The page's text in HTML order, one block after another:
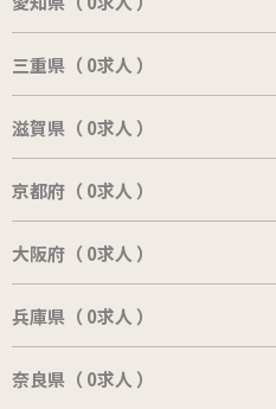
三重県（ 0求人 ）
滋賀県（ 0求人 ）
京都府（ 0求人 ）
大阪府（ 0求人 ）
兵庫県（ 0求人 ）
奈良県（ 0求人 ）